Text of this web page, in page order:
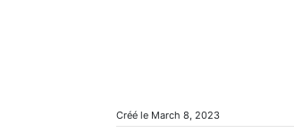
Créé le March 8, 2023